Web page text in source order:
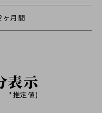
ヶ月間
表示
*推定値)